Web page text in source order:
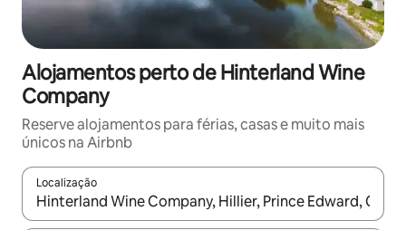
Alojamentos perto de Hinterland Wine
Company
Reserve alojamentos para férias, casas e muito mais
únicos na Airbnb
Localização
Quando os resultados estiverem disponíveis, navegue com